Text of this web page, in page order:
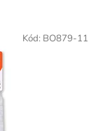
Kód: BO879-11